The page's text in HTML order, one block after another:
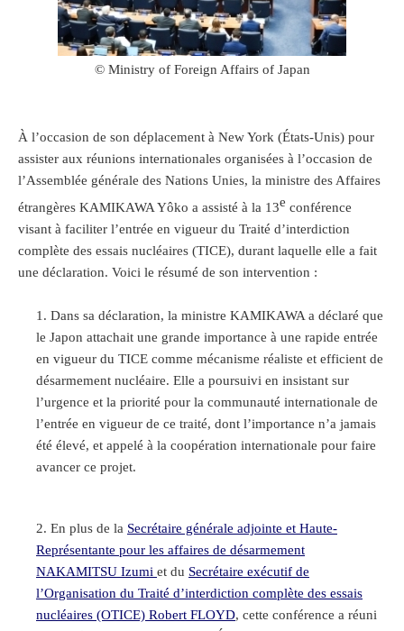
© Ministry of Foreign Affairs of Japan
À l’occasion de son déplacement à New York (États-Unis) pour
assister aux réunions internationales organisées à l’occasion de
l’Assemblée générale des Nations Unies, la ministre des Affaires
étrangères KAMIKAWA Yôko a assisté à la 13e conférence
visant à faciliter l’entrée en vigueur du Traité d’interdiction
complète des essais nucléaires (TICE), durant laquelle elle a fait
une déclaration. Voici le résumé de son intervention :
Dans sa déclaration, la ministre KAMIKAWA a déclaré que
le Japon attachait une grande importance à une rapide entrée
en vigueur du TICE comme mécanisme réaliste et efficient de
désarmement nucléaire. Elle a poursuivi en insistant sur
l’urgence et la priorité pour la communauté internationale de
l’entrée en vigueur de ce traité, dont l’importance n’a jamais
été élevé, et appelé à la coopération internationale pour faire
avancer ce projet.
En plus de la Secrétaire générale adjointe et Haute-
Représentante pour les affaires de désarmement
NAKAMITSU Izumi et du Secrétaire exécutif de
l’Organisation du Traité d’interdiction complète des essais
nucléaires (OTICE) Robert FLOYD, cette conférence a réuni